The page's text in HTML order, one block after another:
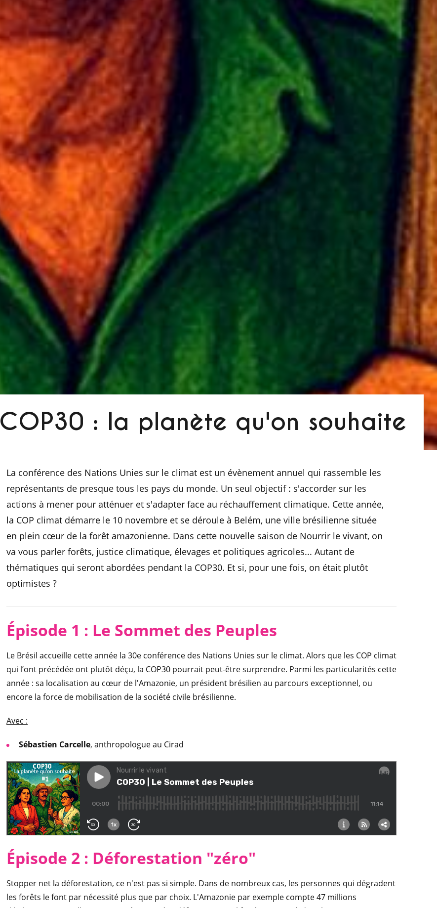
COP30 : la planète qu'on souhaite
La conférence des Nations Unies sur le climat est un évènement annuel qui rassemble les
représentants de presque tous les pays du monde. Un seul objectif : s'accorder sur les
actions à mener pour atténuer et s'adapter face au réchauffement climatique. Cette année,
la COP climat démarre le 10 novembre et se déroule à Belém, une ville brésilienne située
en plein cœur de la forêt amazonienne. Dans cette nouvelle saison de Nourrir le vivant, on
va vous parler forêts, justice climatique, élevages et politiques agricoles... Autant de
thématiques qui seront abordées pendant la COP30. Et si, pour une fois, on était plutôt
optimistes ?
Épisode 1 : Le Sommet des Peuples
Le Brésil accueille cette année la 30e conférence des Nations Unies sur le climat. Alors que les COP climat
qui l’ont précédée ont plutôt déçu, la COP30 pourrait peut-être surprendre. Parmi les particularités cette
année : sa localisation au cœur de l'Amazonie, un président brésilien au parcours exceptionnel, ou
encore la force de mobilisation de la société civile brésilienne.
Avec :
Sébastien Carcelle, anthropologue au Cirad
Épisode 2 : Déforestation "zéro"
Stopper net la déforestation, ce n'est pas si simple. Dans de nombreux cas, les personnes qui dégradent
les forêts le font par nécessité plus que par choix. L'Amazonie par exemple compte 47 millions